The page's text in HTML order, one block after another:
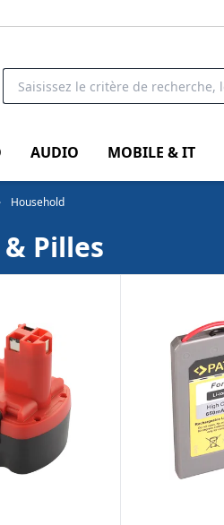
AUDIO MOBILE & IT
Household
Pilles